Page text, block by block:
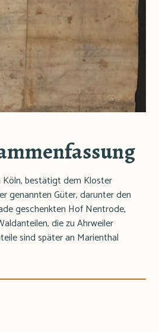
Köln, bestätigt dem Kloster
genannten Güter, darunter den
geschenkten Hof Nentrode,
die zu Ahrweiler
sind später an Marienthal